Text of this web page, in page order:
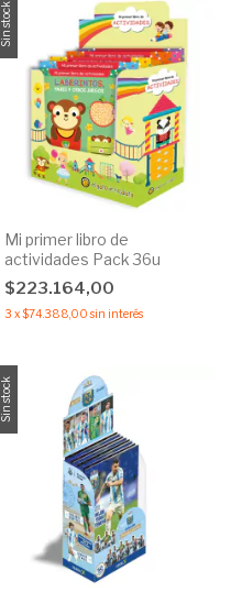
Sin stock
Mi primer libro de
actividades Pack 36u
$223.164,00
3 x$74.388,00 sin interés
Sin stock